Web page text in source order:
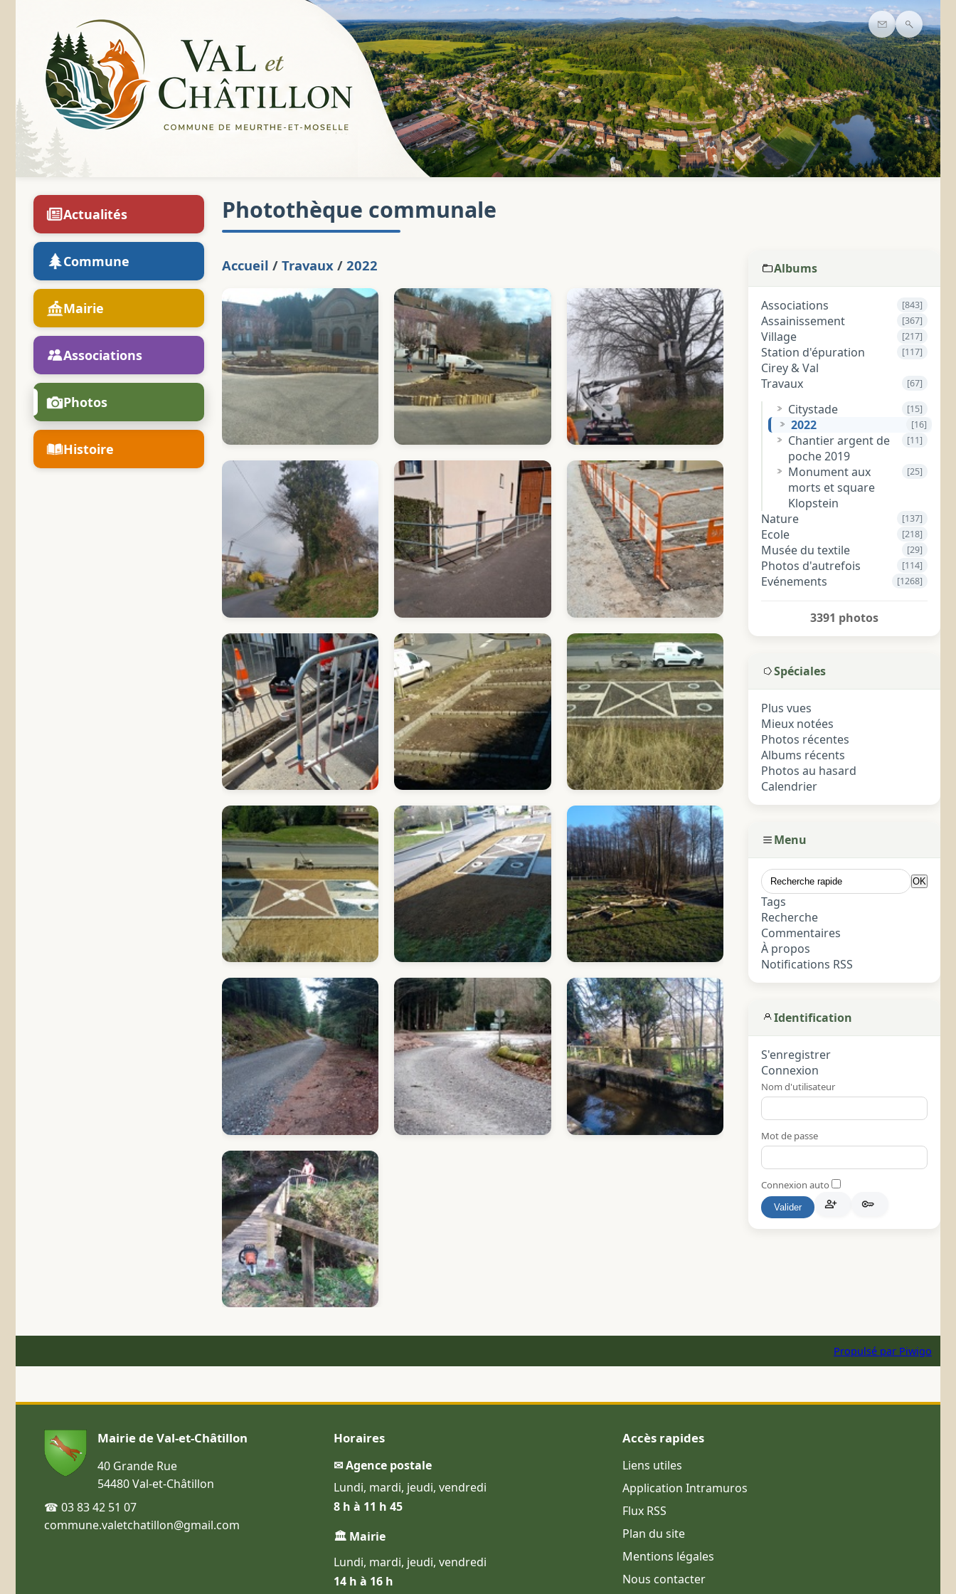
Contact
Actualités
Commune
Mairie
Associations
Photos
Histoire
Photothèque communale
Albums
Associations [843]
Assainissement [367]
Village [217]
Station d'épuration
Cirey & Val
[117]
Travaux [67]
Citystade [15]
2022 [16]
Chantier argent de
poche 2019
[11]
Monument aux
morts et square
Klopstein
[25]
Nature [137]
Ecole [218]
Musée du textile [29]
Photos d'autrefois [114]
Evénements [1268]
3391 photos
Spéciales
Plus vues
Mieux notées
Photos récentes
Albums récents
Photos au hasard
Calendrier
Menu
Tags
Recherche
Commentaires
À propos
Notifications RSS
Identification
S'enregistrer
Connexion
Nom d'utilisateur
Mot de passe
Connexion auto
Accueil / Travaux / 2022
Propulsé par Piwigo
Mairie de Val-et-Châtillon
40 Grande Rue
54480 Val-et-Châtillon
☎ 03 83 42 51 07
commune.valetchatillon@gmail.com
Horaires
✉ Agence postale
Lundi, mardi, jeudi, vendredi
8 h à 11 h 45
🏛 Mairie
Lundi, mardi, jeudi, vendredi
14 h à 16 h
Accès rapides
Liens utiles
Application Intramuros
Flux RSS
Plan du site
Mentions légales
Nous contacter